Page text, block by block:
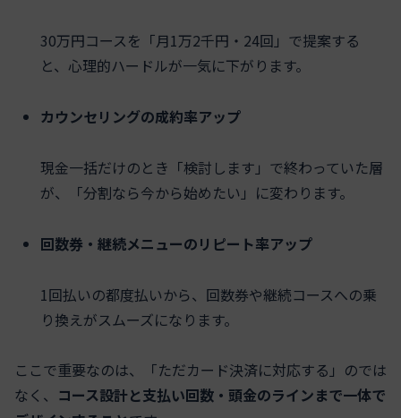
30万円コースを「月1万2千円・24回」で提案する
と、心理的ハードルが一気に下がります。
カウンセリングの成約率アップ
現金一括だけのとき「検討します」で終わっていた層
が、「分割なら今から始めたい」に変わります。
回数券・継続メニューのリピート率アップ
1回払いの都度払いから、回数券や継続コースへの乗
り換えがスムーズになります。
ここで重要なのは、「ただカード決済に対応する」のでは
なく、 コース設計と支払い回数・頭金のラインまで一体で